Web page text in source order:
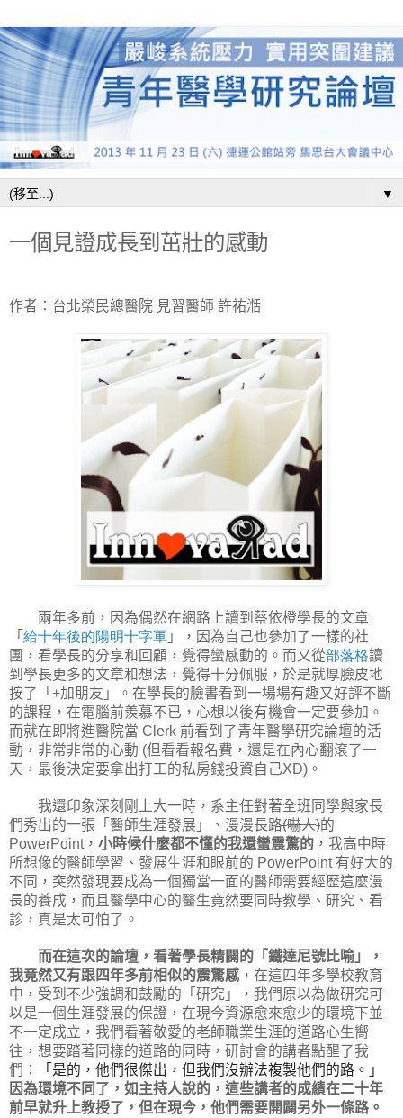
▼
一個見證成長到茁壯的感動
作者：台北榮民總醫院 見習醫師 許祐湉
兩年多前，因為偶然在網路上讀到蔡依橙學長的文章
「給十年後的陽明十字軍」，因為自己也參加了一樣的社
團，看學長的分享和回顧，覺得蠻感動的。而又從部落格讀
到學長更多的文章和想法，覺得十分佩服，於是就厚臉皮地
按了「+加朋友」。在學長的臉書看到一場場有趣又好評不斷
的課程，在電腦前羨慕不已，心想以後有機會一定要參加。
而就在即將進醫院當 Clerk 前看到了青年醫學研究論壇的活
動，非常非常的心動 (但看看報名費，還是在內心翻滾了一
天，最後決定要拿出打工的私房錢投資自己XD) 。
我還印象深刻剛上大一時，系主任對著全班同學與家長
們秀出的一張「醫師生涯發展」、漫漫長路(嚇人)的
PowerPoint， 小時候什麼都不懂的我還蠻震驚的 ，我高中時
所想像的醫師學習、發展生涯和眼前的 PowerPoint 有好大的
不同，突然發現要成為一個獨當一面的醫師需要經歷這麼漫
長的養成，而且醫學中心的醫生竟然要同時教學、研究、看
診，真是太可怕了。
而在這次的論壇，看著學長精闢的「鐵達尼號比喻」，
我竟然又有跟四年多前相似的震驚感 ，在這四年多學校教育
中，受到不少強調和鼓勵的「研究」，我們原以為做研究可
以是一個生涯發展的保證，在現今資源愈來愈少的環境下並
不一定成立，我們看著敬愛的老師職業生涯的道路心生嚮
往，想要踏著同樣的道路的同時，研討會的講者點醒了我
們：
「是的，他們很傑出，但我們沒辦法複製他們的路。」
因為環境不同了，如主持人說的，這些講者的成績在二十年
前早就升上教授了，但在現今，他們需要開闢另外一條路。